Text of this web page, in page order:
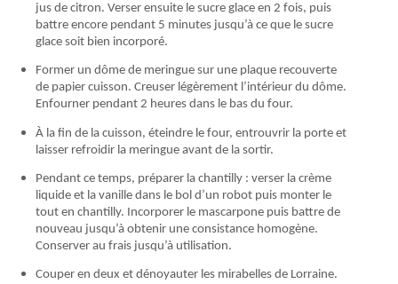
jus de citron. Verser ensuite le sucre glace en 2 fois, puis
battre encore pendant 5 minutes jusqu’à ce que le sucre
glace soit bien incorporé.
Former un dôme de meringue sur une plaque recouverte
de papier cuisson. Creuser légèrement l’intérieur du dôme.
Enfourner pendant 2 heures dans le bas du four.
À la fin de la cuisson, éteindre le four, entrouvrir la porte et
laisser refroidir la meringue avant de la sortir.
Pendant ce temps, préparer la chantilly : verser la crème
liquide et la vanille dans le bol d’un robot puis monter le
tout en chantilly. Incorporer le mascarpone puis battre de
nouveau jusqu’à obtenir une consistance homogène.
Conserver au frais jusqu’à utilisation.
Couper en deux et dénoyauter les mirabelles de Lorraine.